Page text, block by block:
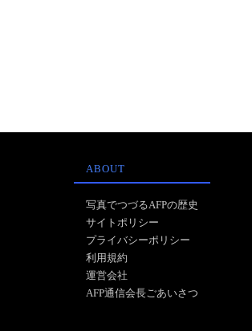
ABOUT
写真でつづるAFPの歴史
サイトポリシー
プライバシーポリシー
利用規約
運営会社
AFP通信会長ごあいさつ